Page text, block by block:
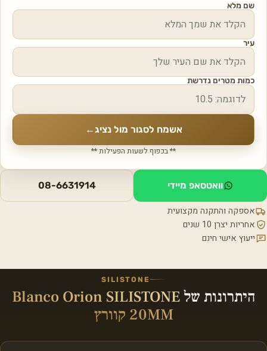
שם מלא
עיר
כמות מטרים נדרשת
אשמח לסגור מול נציג←
** בכפוף לשעות הפעילות **
וואטסאפ מיידי 08-6631914
אספקה והתקנה מקצועית
אחריות יצרן 10 שנים
ייעוץ אישי חינם
SILISTONE
היתרונות שלBlanco Orion SILISTONE
20MM קוורץ